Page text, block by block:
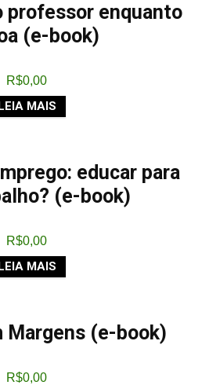
professor enquanto
(e-book)
R$0,00
MAIS
educar para
(e-book)
R$0,00
MAIS
Margens (e-book)
R$0,00